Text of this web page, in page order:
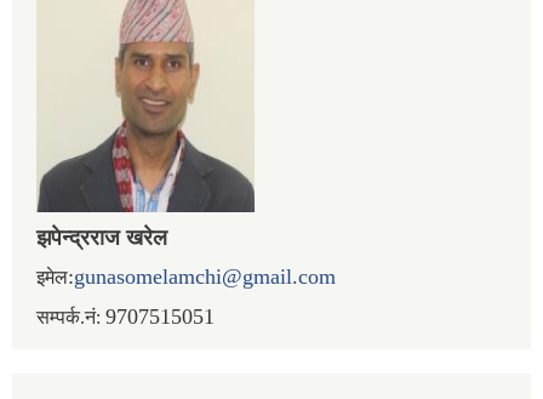
झपेन्द्रराज खरेल
इमेल:gunasomelamchi@gmail.com
सम्पर्क.नं: 9707515051